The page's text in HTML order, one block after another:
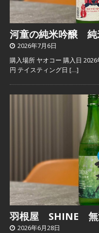
河童の純米吟醸 純
2026年7月6日
購入場所 ヤオコー 購入日
円 テイスティング日 […]
羽根屋 SHINE 無
2026年6月28日